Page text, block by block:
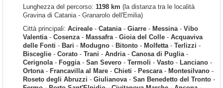
Lunghezza del percorso: 1198 km (la distanza tra le località
Gravina di Catania - Granarolo dell'Emilia)
Città principali: Acireale - Catania- Giarre - Messina- Vibo
Valentia- Cosenza- Massafra- Gioia del Colle - Acquaviva
delle Fonti - Bari - Modugno - Bitonto - Molfetta- Terlizzi -
Bisceglie - Corato - Trani - Andria- Canosa di Puglia-
Cerignola- Foggia- San Severo - Termoli - Vasto - Lanciano -
Ortona- Francavilla al Mare - Chieti - Pescara- Montesilvano -
Roseto degli Abruzzi - Giulianova- San Benedetto del Tronto -